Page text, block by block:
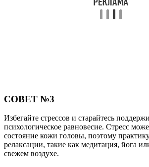
СОВЕТ №3
Избегайте стрессов и старайтесь
психологическое равновесие. Стресс
состояние кожи головы, поэтому
релаксации, такие как медитация, йога
свежем воздухе.